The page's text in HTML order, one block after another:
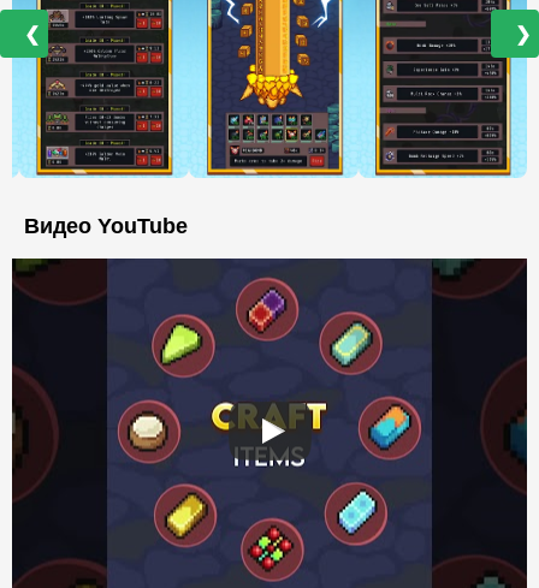
❮ ❯
Видео YouTube